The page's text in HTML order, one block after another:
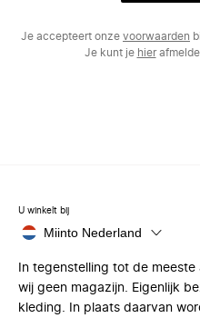
Je accepteert onze voorwaarden
Je kunt je hier
U winkelt bij
Miinto Nederland
In tegenstelling tot de
wij geen magazijn. Eigenlijk
kleding. In plaats daarvan